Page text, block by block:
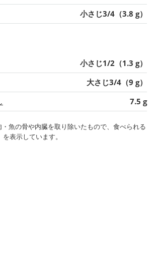
小さじ3/4（3.8 g）
小さじ1/2（1.3 g）
大さじ3/4（9 g）
7.5 g
魚の骨や内臓を取り除いたもので、食べられる
表示しています。